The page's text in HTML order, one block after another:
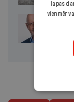
lapas
vienmēr